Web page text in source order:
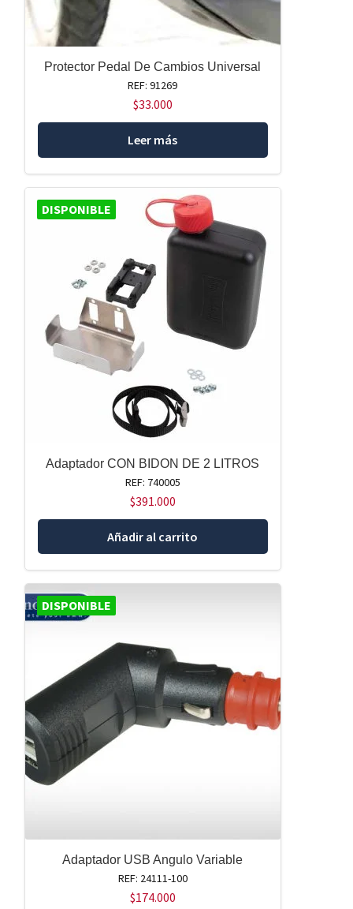
Protector Pedal De Cambios Universal
REF: 91269
$33.000
Leer más
DISPONIBLE
Adaptador CON BIDON DE 2 LITROS
REF: 740005
$391.000
Añadir al carrito
DISPONIBLE
Adaptador USB Angulo Variable
REF: 24111-100
$174.000